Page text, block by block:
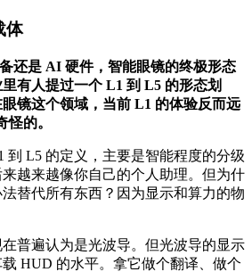
体
还是 AI 硬件，智能眼镜的终极形态
有人提过一个 L1 到 L5 的形态划
镜这个领域，当前 L1 的体验反而远
的。
到 L5 的定义，主要是智能程度的分级
越来越像你自己的个人助理。但为什
替代所有东西？因为显示和算力的物
普遍认为是光波导。但光波导的显示
HUD 的水平。拿它做个翻译、做个